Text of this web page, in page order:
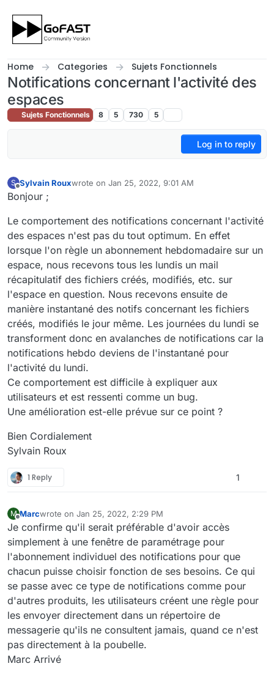
Home Categories Sujets Fonctionnels
Notifications concernant l'activité des
espaces
Sujets Fonctionnels 8 5 730 5
Log in to reply
S
Offline
Sylvain Rouxwrote on Jan 25, 2022, 9:01 AM
last edited by
Bonjour ;
Le comportement des notifications concernant l'activité
des espaces n'est pas du tout optimum. En effet
lorsque l'on règle un abonnement hebdomadaire sur un
espace, nous recevons tous les lundis un mail
récapitulatif des fichiers créés, modifiés, etc. sur
l'espace en question. Nous recevons ensuite de
manière instantané des notifs concernant les fichiers
créés, modifiés le jour même. Les journées du lundi se
transforment donc en avalanches de notifications car la
notifications hebdo deviens de l'instantané pour
l'activité du lundi.
Ce comportement est difficile à expliquer aux
utilisateurs et est ressenti comme un bug.
Une amélioration est-elle prévue sur ce point ?
Bien Cordialement
Sylvain Roux
1 Reply 1
M
Offline
Marcwrote on Jan 25, 2022, 2:29 PM
last edited by
Je confirme qu'il serait préférable d'avoir accès
simplement à une fenêtre de paramétrage pour
l'abonnement individuel des notifications pour que
chacun puisse choisir fonction de ses besoins. Ce qui
se passe avec ce type de notifications comme pour
d'autres produits, les utilisateurs créent une règle pour
les envoyer directement dans un répertoire de
messagerie qu'ils ne consultent jamais, quand ce n'est
pas directement à la poubelle.
Marc Arrivé